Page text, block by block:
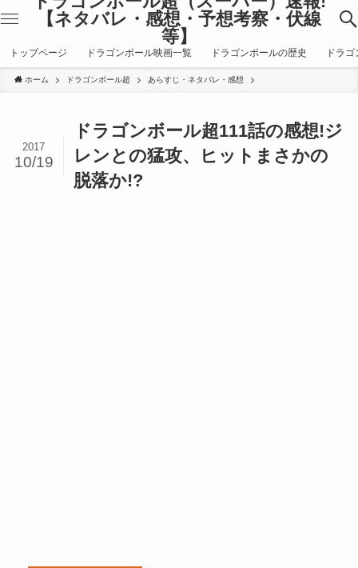
【ネタバレ・感想・予想考察・伏線
等】
トップページ ドラゴンボール映画一覧 ドラゴンボールの歴史 ドラ
ホーム ドラゴンボール超 あらすじ・ネタバレ・感想
ドラゴンボール超111話の感想!ジ
レンとの猛攻、ヒットまさかの
脱落か!?
2017
10/19